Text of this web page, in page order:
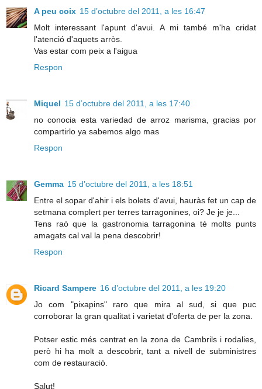
A peu coix 15 d’octubre del 2011, a les 16:47
Molt interessant l'apunt d'avui. A mi també m'ha cridat
l'atenció d'aquets arròs.
Vas estar com peix a l'aigua
Respon
Miquel 15 d’octubre del 2011, a les 17:40
no conocia esta variedad de arroz marisma, gracias por
compartirlo ya sabemos algo mas
Respon
Gemma 15 d’octubre del 2011, a les 18:51
Entre el sopar d'ahir i els bolets d'avui, hauràs fet un cap de
setmana complert per terres tarragonines, oi? Je je je...
Tens raó que la gastronomia tarragonina té molts punts
amagats cal val la pena descobrir!
Respon
Ricard Sampere 16 d’octubre del 2011, a les 19:20
Jo com "pixapins" raro que mira al sud, si que puc
corroborar la gran qualitat i varietat d'oferta de per la zona.
Potser estic més centrat en la zona de Cambrils i rodalies,
però hi ha molt a descobrir, tant a nivell de subministres
com de restauració.
Salut!